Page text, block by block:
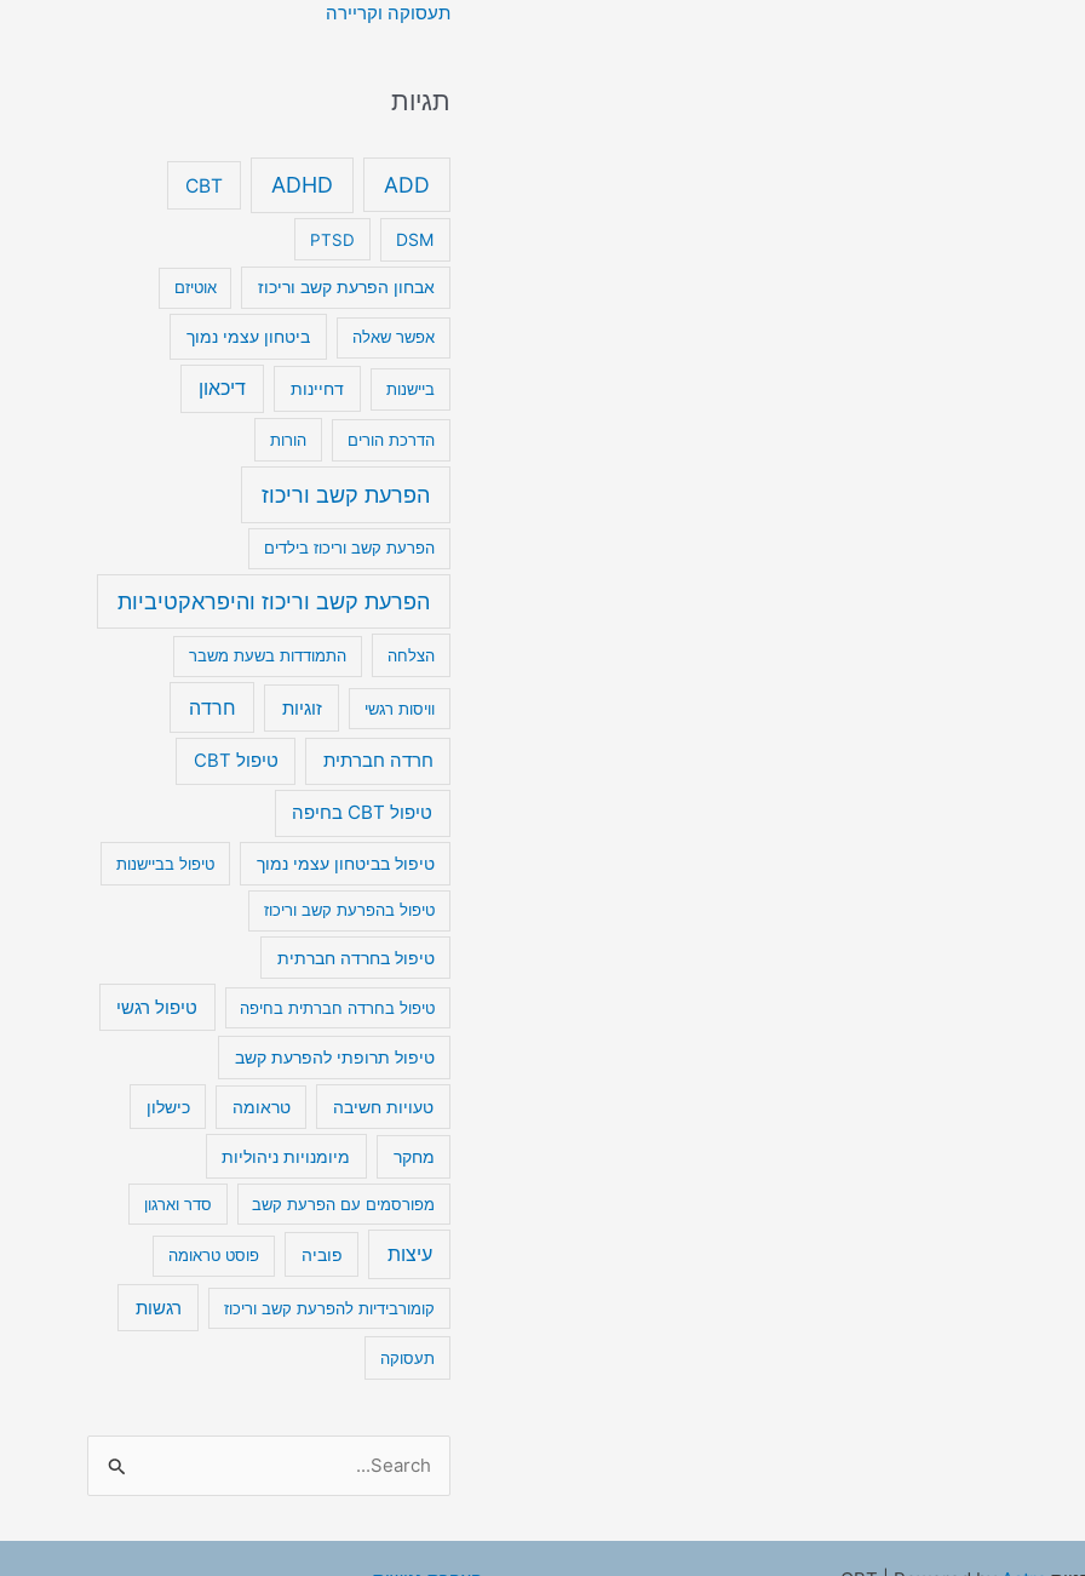
תעסוקה וקריירה
תגיות
ADD
ADHD
CBT
DSM
PTSD
אבחון הפרעת קשב וריכוז אוטיזם
אפשר שאלה ביטחון עצמי נמוך
ביישנות דחיינות דיכאון
הדרכת הורים הורות
הפרעת קשב וריכוז
הפרעת קשב וריכוז בילדים
הפרעת קשב וריכוז והיפראקטיביות
הצלחה התמודדות בשעת משבר
וויסות רגשי זוגיות חרדה
חרדה חברתית טיפול CBT
טיפול CBT בחיפה
טיפול בביטחון עצמי נמוך טיפול בביישנות
טיפול בהפרעת קשב וריכוז
טיפול בחרדה חברתית
טיפול בחרדה חברתית בחיפה טיפול רגשי
טיפול תרופתי להפרעת קשב
טעויות חשיבה טראומה כישלון
מחקר מיומנויות ניהוליות
מפורסמים עם הפרעת קשב סדר וארגון
עיצות פוביה פוסט טראומה
קומורבידיות להפרעת קשב וריכוז רגשות
תעסוקה
a